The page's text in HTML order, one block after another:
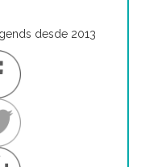
desde 2013